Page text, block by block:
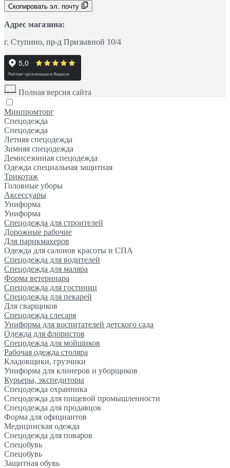
Скопировать эл. почту
Адрес магазина:
г. Ступино, пр-д Призывной 10/4
Полная версия сайта
Минпромторг
Спецодежда
Спецодежда
Летняя спецодежда
Зимняя спецодежда
Демисезонная спецодежда
Одежда специальная защитная
Трикотаж
Головные уборы
Аксессуары
Униформа
Униформа
Спецодежда для строителей
Дорожные рабочие
Для парикмахеров
Одежда для салонов красоты и СПА
Спецодежда для водителей
Спецодежда для маляра
Форма ветеринара
Спецодежда для гостиниц
Спецодежда для пекарей
Для сварщиков
Спецодежда слесаря
Униформа для воспитателей детского сада
Одежда для флористов
Спецодежда для мойщиков
Рабочая одежда столяра
Кладовщики, грузчики
Униформа для клинеров и уборщиков
Курьеры, экспедиторы
Спецодежда охранника
Спецодежда для пищевой промышленности
Спецодежда для продавцов
Форма для официантов
Медицинская одежда
Спецодежда для поваров
Спецобувь
Спецобувь
Защитная обувь